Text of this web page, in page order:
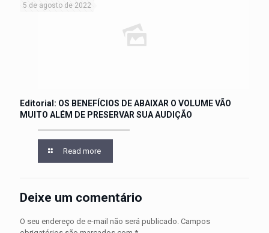
5 de agosto de 2022
Editorial: OS BENEFÍCIOS DE ABAIXAR O VOLUME VÃO
MUITO ALÉM DE PRESERVAR SUA AUDIÇÃO
Read more
Deixe um comentário
O seu endereço de e-mail não será publicado. Campos